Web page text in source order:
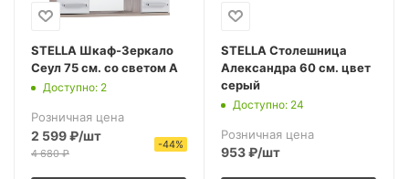
STELLA Шкаф-Зеркало
Сеул 75 см. со светом А
Доступно: 2
Розничная цена
2 599₽/шт
4 680₽
-44%
STELLA Столешница
Александра 60 см. цвет
серый
Доступно: 24
Розничная цена
953₽/шт